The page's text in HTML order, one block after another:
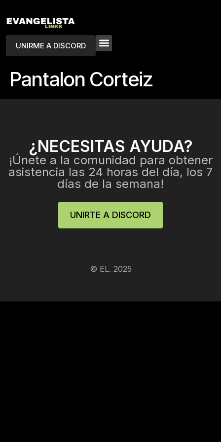
UNIRME A DISCORD
Pantalon Corteiz
¿NECESITAS AYUDA?
¡Únete a la comunidad para obtener
asistencia las 24 horas del día, los 7
días de la semana!
UNIRTE A DISCORD
© EL. 2025